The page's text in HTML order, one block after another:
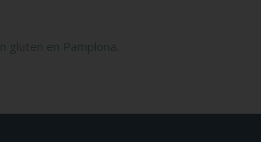
gluten en Pamplona.